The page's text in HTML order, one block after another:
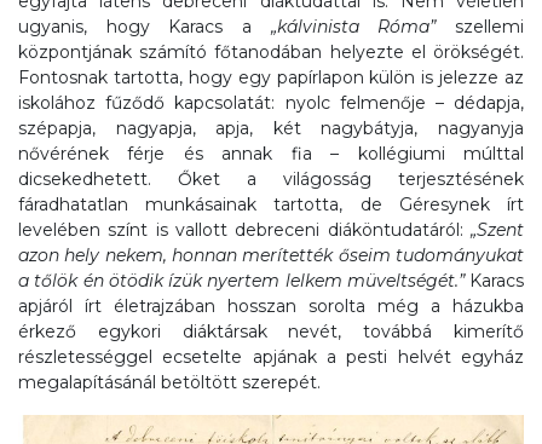
ugyanis, hogy Karacs a „kálvinista Róma”szellemi
központjának számító főtanodában helyezte el örökségét.
Fontosnak tartotta, hogy egy papírlapon külön is jelezze az
iskolához fűződő kapcsolatát: nyolc felmenője – dédapja,
szépapja, nagyapja, apja, két nagybátyja, nagyanyja
nővérének férje és annak fia – kollégiumi múlttal
dicsekedhetett. Őket a világosság terjesztésének
fáradhatatlan munkásainak tartotta, de Géresynek írt
levelében színt is vallott debreceni diáköntudatáról: „Szent
azon hely nekem, honnan merítették őseim tudományukat
a tőlök én ötödik ízük nyertem lelkem müveltségét.” Karacs
apjáról írt életrajzában hosszan sorolta még a házukba
érkező egykori diáktársak nevét, továbbá kimerítő
részletességgel ecsetelte apjának a pesti helvét egyház
megalapításánál betöltött szerepét.